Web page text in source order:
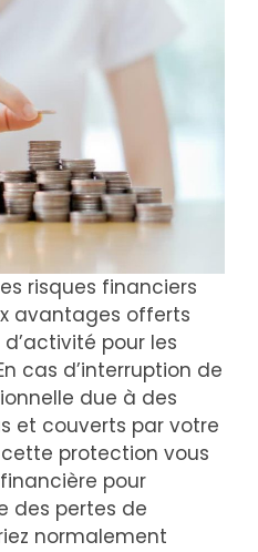
risques financiers
avantages offerts
pour les
cas d’interruption de
due à des
et couverts par votre
protection vous
pour
des pertes de
normalement